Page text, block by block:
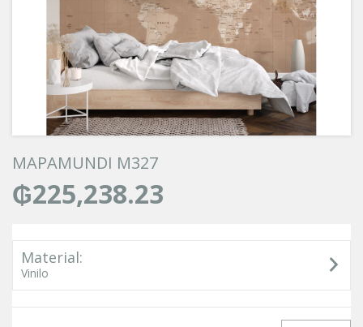
MAPAMUNDI M327
₲225,238.23
Material:
Vinilo